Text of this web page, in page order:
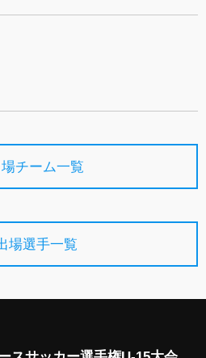
チーム一覧
場選手一覧